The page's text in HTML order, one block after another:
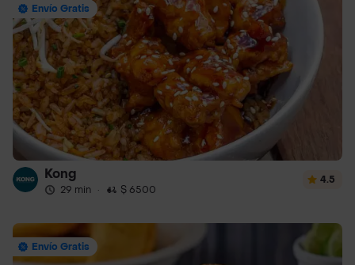
Envío Gratis
Kong
29 min · $ 6500
4.5
Envío Gratis